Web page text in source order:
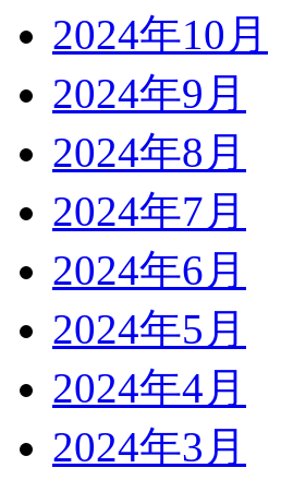
2024年10月
2024年9月
2024年8月
2024年7月
2024年6月
2024年5月
2024年4月
2024年3月